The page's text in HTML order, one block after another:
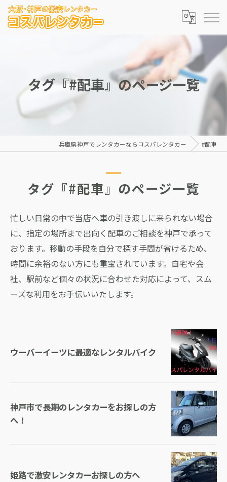
タグ『#配車』のページ一覧
兵庫県神戸でレンタカーならコスパレンタカー #配車
タグ『#配車』のページ一覧
忙しい日常の中で当店へ車の引き渡しに来られない場合
に、指定の場所まで出向く配車のご相談を神戸で承って
おります。移動の手段を自分で探す手間が省けるため、
時間に余裕のない方にも重宝されています。自宅や会
社、駅前など個々の状況に合わせた対応によって、スム
ーズな利用をお手伝いいたします。
ウーバーイーツに最適なレンタルバイク
神戸市で長期のレンタカーをお探しの方
へ！
姫路で激安レンタカーお探しの方へ